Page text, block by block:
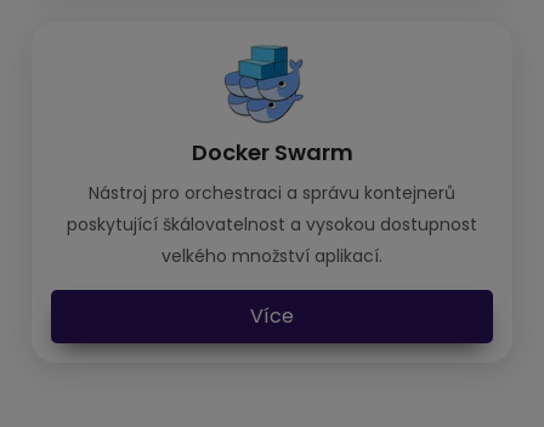
Docker Swarm
Nástroj pro orchestraci a správu kontejnerů
poskytující škálovatelnost a vysokou dostupnost
velkého množství aplikací.
Více